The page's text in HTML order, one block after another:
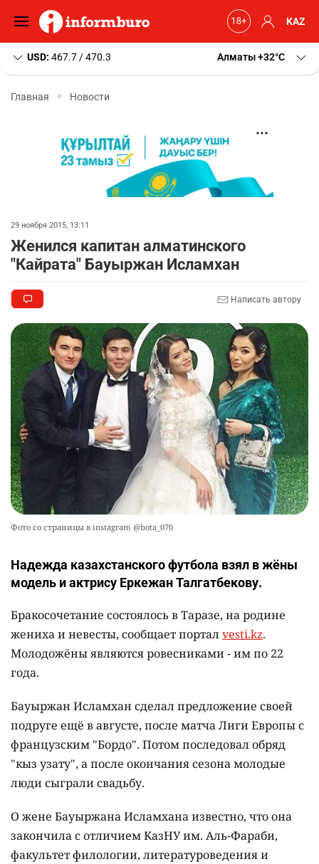
KAZ
USD: 467.7 / 470.3 Алматы+32 C
Главная Новости
29 ноября 2015, 13:11
Женился капитан алматинского
"Кайрата" Бауыржан Исламхан
Написать автору
Фото со страницы в instagram @bota_070
Надежда казахстанского футбола взял в жёны
модель и актрису Еркежан Талгатбекову.
Бракосочетание состоялось в Таразе, на родине
жениха и невесты, сообщает порталvesti.kz.
Молодожёны являются ровесниками - им по 22
года.
Бауыржан Исламхан сделал предложение своей
подруге ещё в августе, после матча Лиги Европы с
французским "Бордо". Потом последовал обряд
"кыз узату", а после окончания сезона молодые
люди сыграли свадьбу.
О жене Бауыржана Исламхана известно, что она
закончила с отличием КазНУ им. Аль-Фараби,
факультет филологии, литературоведения и